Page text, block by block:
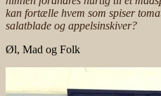
kan fortælle hvem som spiser
salatblade og appelsinskiver?
Øl, Mad og Folk